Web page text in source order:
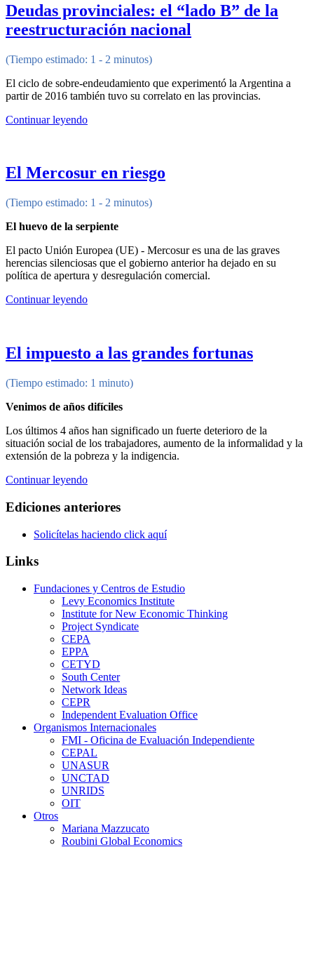
Deudas provinciales: el “lado B” de la
reestructuración nacional
(Tiempo estimado: 1 - 2 minutos)
El ciclo de sobre-endeudamiento que experimentó la Argentina a
partir de 2016 también tuvo su correlato en las provincias.
Continuar leyendo
El Mercosur en riesgo
(Tiempo estimado: 1 - 2 minutos)
El huevo de la serpiente
El pacto Unión Europea (UE) - Mercosur es una de las graves
herencias silenciosas que el gobierno anterior ha dejado en su
política de apertura y desregulación comercial.
Continuar leyendo
El impuesto a las grandes fortunas
(Tiempo estimado: 1 minuto)
Venimos de años difíciles
Los últimos 4 años han significado un fuerte deterioro de la
situación social de los trabajadores, aumento de la informalidad y la
extensión de la pobreza y la indigencia.
Continuar leyendo
Ediciones anteriores
Solicítelas haciendo click aquí
Links
Fundaciones y Centros de Estudio
Levy Economics Institute
Institute for New Economic Thinking
Project Syndicate
CEPA
EPPA
CETYD
South Center
Network Ideas
CEPR
Independent Evaluation Office
Organismos Internacionales
FMI - Oficina de Evaluación Independiente
CEPAL
UNASUR
UNCTAD
UNRIDS
OIT
Otros
Mariana Mazzucato
Roubini Global Economics